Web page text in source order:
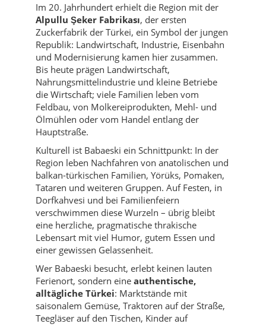
Im 20. Jahrhundert erhielt die Region mit der
Alpullu Şeker Fabrikası, der ersten
Zuckerfabrik der Türkei, ein Symbol der jungen
Republik: Landwirtschaft, Industrie, Eisenbahn
und Modernisierung kamen hier zusammen.
Bis heute prägen Landwirtschaft,
Nahrungsmittelindustrie und kleine Betriebe
die Wirtschaft; viele Familien leben vom
Feldbau, von Molkereiprodukten, Mehl- und
Ölmühlen oder vom Handel entlang der
Hauptstraße.
Kulturell ist Babaeski ein Schnittpunkt: In der
Region leben Nachfahren von anatolischen und
balkan-türkischen Familien, Yörüks, Pomaken,
Tataren und weiteren Gruppen. Auf Festen, in
Dorfkahvesi und bei Familienfeiern
verschwimmen diese Wurzeln – übrig bleibt
eine herzliche, pragmatische thrakische
Lebensart mit viel Humor, gutem Essen und
einer gewissen Gelassenheit.
Wer Babaeski besucht, erlebt keinen lauten
Ferienort, sondern eine authentische,
alltägliche Türkei: Marktstände mit
saisonalem Gemüse, Traktoren auf der Straße,
Teegläser auf den Tischen, Kinder auf